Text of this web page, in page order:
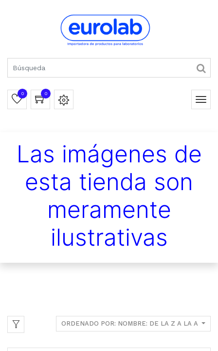
0 0
Las imágenes de
esta tienda son
meramente
ilustrativas
ORDENADO POR: NOMBRE: DE LA Z A LA A